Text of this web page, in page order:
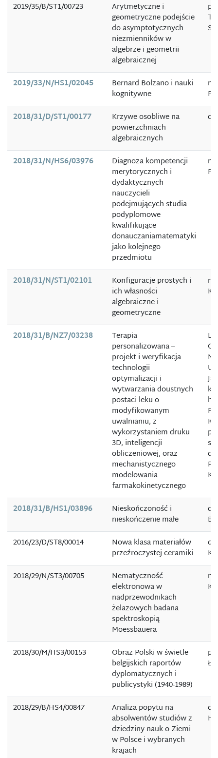
2019/35/B/ST1/00723
Arytmetyczne i
geometryczne podejście
do asymptotycznych
niezmienników w
algebrze i geometrii
algebraicznej
2019/33/N/HS1/02045
Bernard Bolzano i nauki
kognitywne
2018/31/D/ST1/00177
Krzywe osobliwe na
powierzchniach
algebraicznych
dr
2018/31/N/HS6/03976
Diagnoza kompetencji
merytorycznych i
dydaktycznych
nauczycieli
podejmujących studia
podyplomowe
kwalifikujące
donauczaniamatematyki
jako kolejnego
przedmiotu
2018/31/N/ST1/02101
Konfiguracje prostych i
ich własności
algebraiczne i
geometryczne
2018/31/B/NZ7/03238
Terapia
personalizowana –
projekt i weryfikacja
technologii
optymalizacji i
wytwarzania doustnych
postaci leku o
modyfikowanym
uwalnianiu, z
wykorzystaniem druku
3D, inteligencji
obliczeniowej, oraz
mechanistycznego
modelowania
farmakokinetycznego
dr
2018/31/B/HS1/03896
Nieskończoność i
nieskończenie małe
dr
2016/23/D/ST8/00014
Nowa klasa materiałów
przeźroczystej ceramiki
dr
2018/29/N/ST3/00705
Nematyczność
elektronowa w
nadprzewodnikach
żelazowych badana
spektroskopią
Moessbauera
2018/30/M/HS3/00153
Obraz Polski w świetle
belgijskich raportów
dyplomatycznych i
publicystyki (1940-1989)
2018/29/B/HS4/00847
Analiza popytu na
absolwentów studiów z
dziedziny nauk o Ziemi
w Polsce i wybranych
krajach
dr